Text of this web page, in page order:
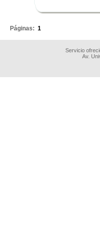
Páginas: 1
Servicio
Av.